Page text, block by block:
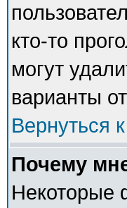
кто-то
могут
варианты
Вернуться
Почему
Некоторые